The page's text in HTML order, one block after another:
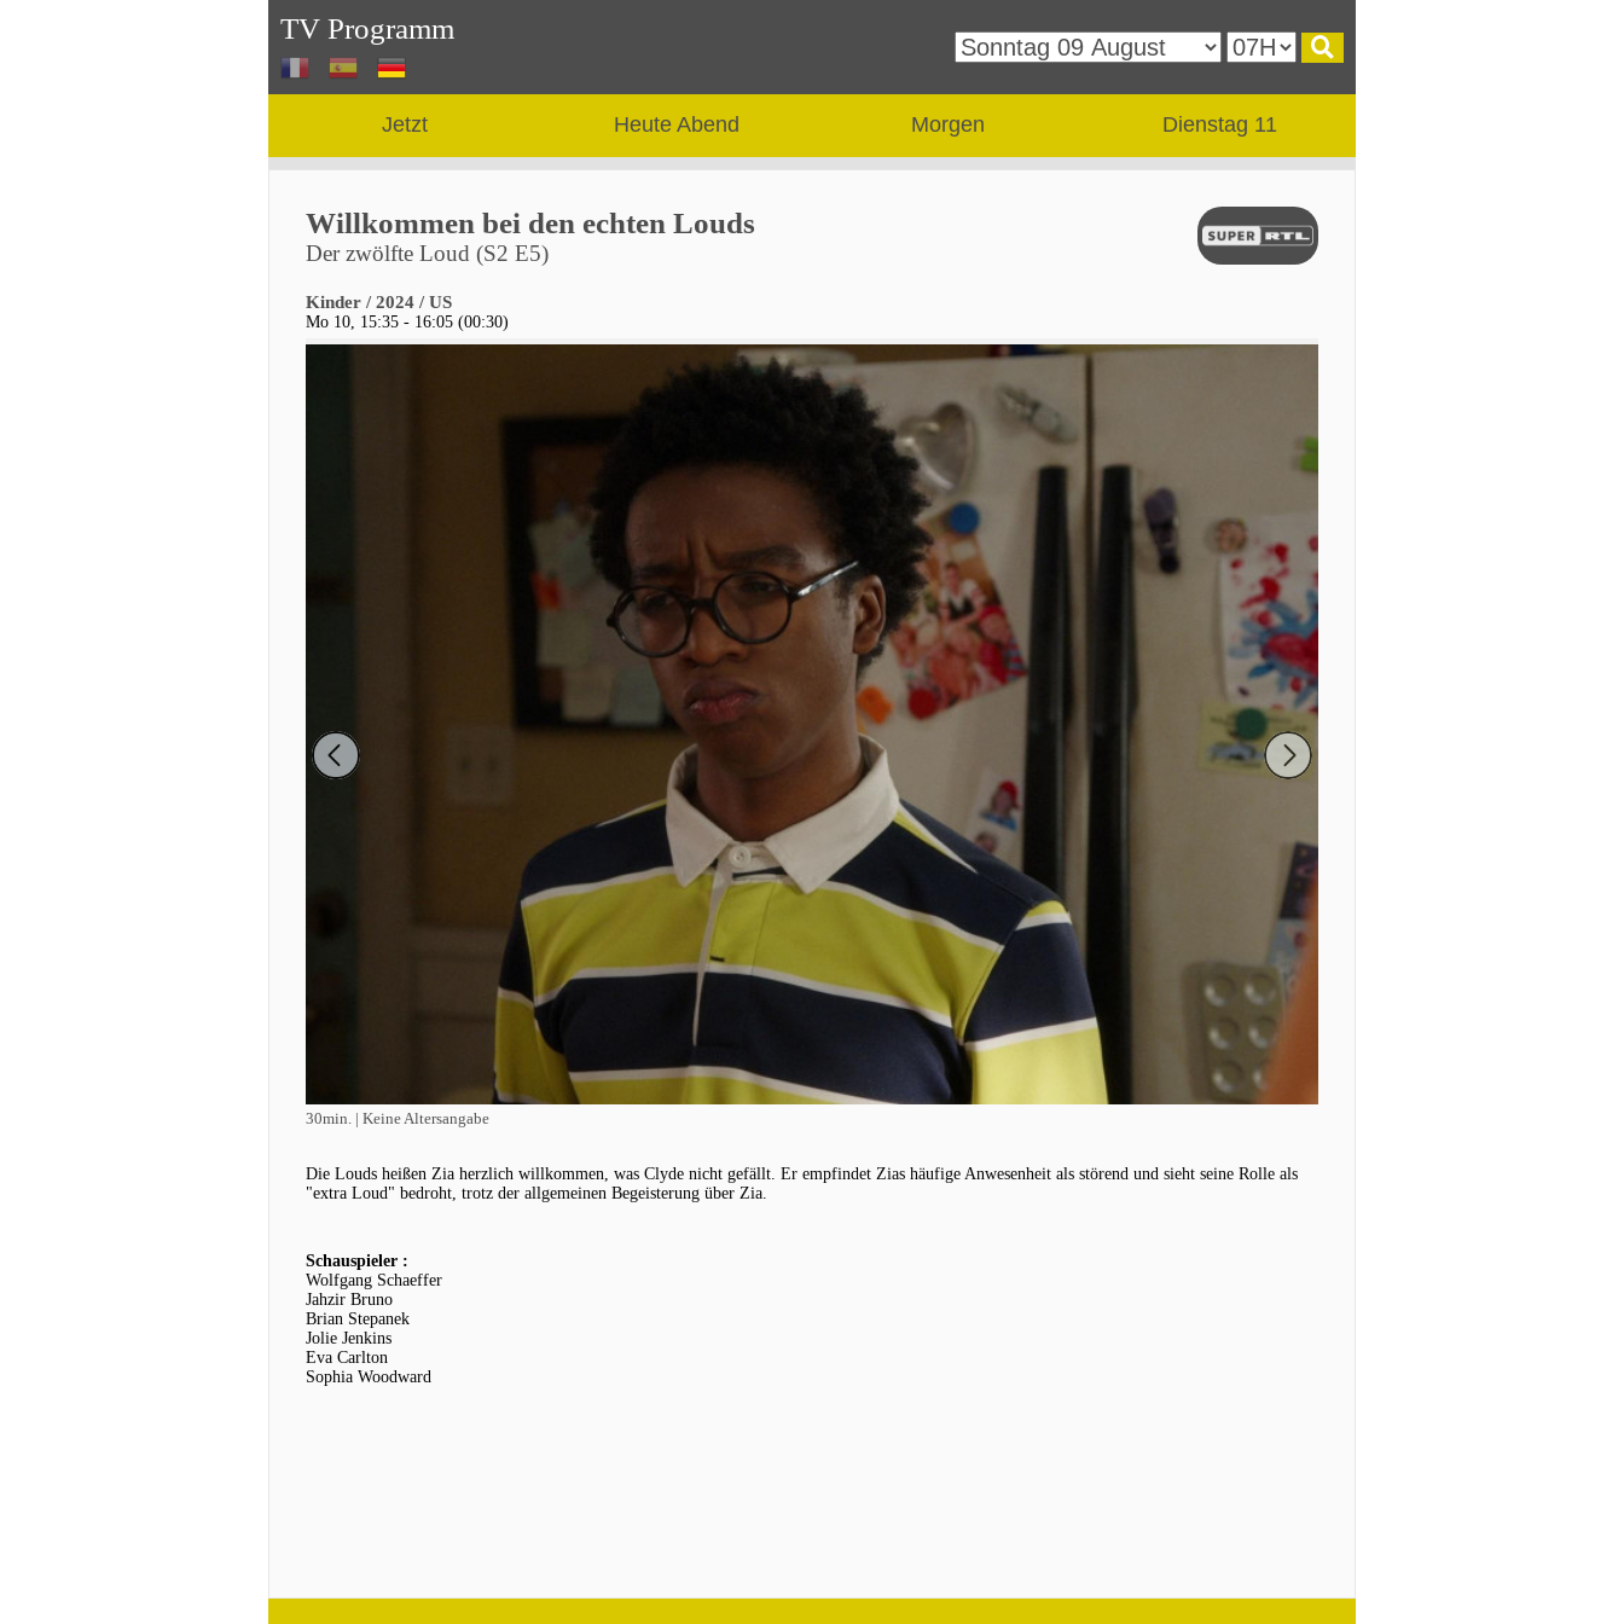
TV Programm
Jetzt Heute Abend Morgen Dienstag 11
Willkommen bei den echten Louds
Der zwölfte Loud (S2 E5)
Kinder / 2024 / US
Mo 10, 15:35 - 16:05 (00:30)
30min. | Keine Altersangabe
Die Louds heißen Zia herzlich willkommen, was Clyde nicht gefällt. Er empfindet Zias häufige Anwesenheit als störend und sieht seine Rolle als
"extra Loud" bedroht, trotz der allgemeinen Begeisterung über Zia.
Schauspieler :
Wolfgang Schaeffer
Jahzir Bruno
Brian Stepanek
Jolie Jenkins
Eva Carlton
Sophia Woodward